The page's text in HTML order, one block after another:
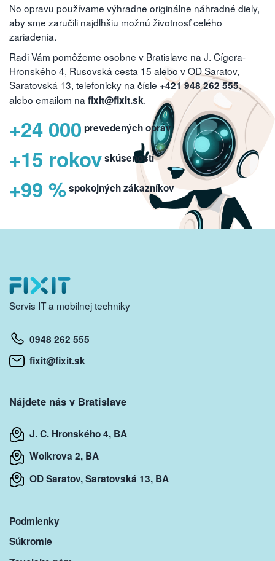
No opravu používame výhradne originálne náhradné diely,
aby sme zaručili najdlhšiu možnú životnosť celého
zariadenia.
Radi Vám pomôžeme osobne v Bratislave na J. Cígera-
Hronského 4, Rusovská cesta 15 alebo v OD Saratov,
Saratovská 13, telefonicky na čísle +421 948 262 555,
alebo emailom na fixit@fixit.sk.
+24 000 prevedených opráv
+15 rokovskúseností
+99 %spokojných zákazníkov
Servis IT a mobilnej techniky
0948 262 555
fixit@fixit.sk
Nájdete nás v Bratislave
J. C. Hronského 4, BA
Wolkrova 2, BA
OD Saratov, Saratovská 13, BA
Podmienky
Súkromie